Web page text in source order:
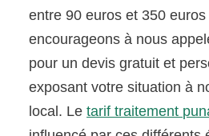
entre 90 euros et 350
encourageons à nous
pour un devis gratuit et
exposant votre situation à
local. Letarif traitement